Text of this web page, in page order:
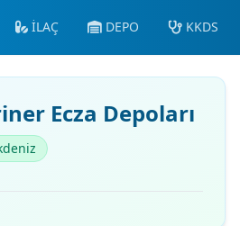
İLAÇ DEPO KKDS
Ecza Depoları